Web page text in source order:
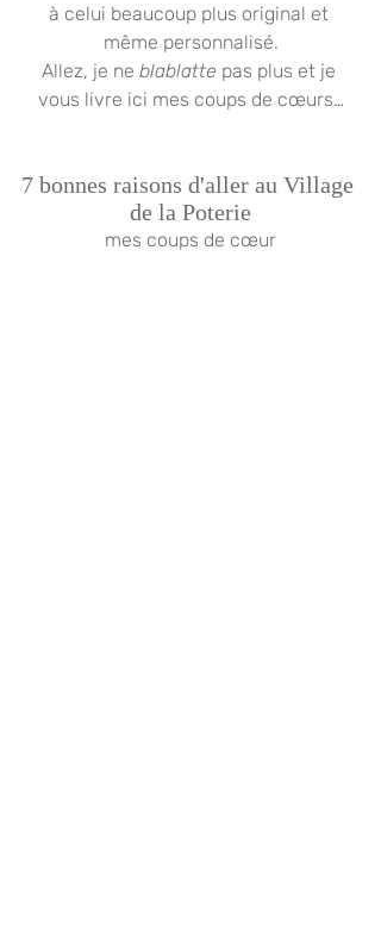
à celui beaucoup plus original et
même personnalisé.
Allez, je ne blablatte pas plus et je
vous livre ici mes coups de cœurs…
7 bonnes raisons d'aller au Village
de la Poterie
mes coups de cœur